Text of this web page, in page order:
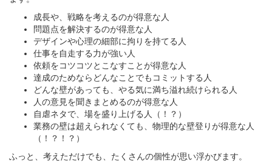
成長や、戦略を考えるのが得意な人
問題点を解決するのが得意な人
デザインや心理の細部に拘りを持てる人
仕事を自走する力が強い人
依頼をコツコツとこなすことが得意な人
達成のためならどんなことでもコミットする人
どんな壁があっても、やる気に満ち溢れ続けられる人
人の意見を聞きまとめるのが得意な人
自虐ネタで、場を盛り上げる人（！？）
業務の壁は超えられなくても、物理的な壁登りが得意な人
（！？！？）
ふっと、考えただけでも、たくさんの個性が思い浮かびます。